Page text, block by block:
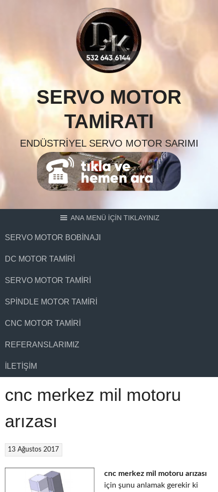
SERVO MOTOR
TAMIRATI
ENDÜSTRIYEL SERVO MOTOR SARIMI
ANA MENÜ İÇİN TIKLAYINIZ
SERVO MOTOR BOBINAJI
DC MOTOR TAMIRI
SERVO MOTOR TAMIRI
SPINDLE MOTOR TAMIRI
CNC MOTOR TAMIRI
REFERANSLARIMIZ
İLETIŞIM
cnc merkez mil motoru
arızası
13 Ağustos 2017
cnc merkez mil motoru arızası
için şunu anlamak gerekir ki